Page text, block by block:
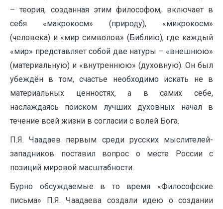
– теория, созданная этим философом, включает в
себя «макрокосм» (природу), «микрокосм»
(человека) и «мир символов» (Библию), где каждый
«мир» представляет собой две натуры – «внешнюю»
(материальную) и «внутреннюю» (духовную). Он был
убеждён в том, счастье необходимо искать не в
материальных ценностях, а в самих себе,
наслаждаясь поиском лучших духовных начал в
течение всей жизни в согласии с волей Бога.
П.Я. Чаадаев первым среди русских мыслителей-
западников поставил вопрос о месте России с
позиций мировой масштабности.
Бурно обсуждаемые в то время «Философские
письма» П.Я. Чаадаева создали идею о создании